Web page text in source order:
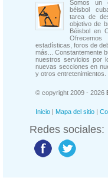
Somos un
béisbol
tarea de
objetivo de
Béisbol en
estadísticas, foros de
más... Constantemente
nuestros servicios por
nuevas secciones en
y otros entretenimientos.
© copyright 2009 - 2026
Inicio | Mapa del sitio |
Redes sociales: